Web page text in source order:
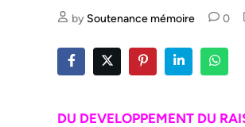
by Soutenance mémoire 0
DU DEVELOPPEMENT DU